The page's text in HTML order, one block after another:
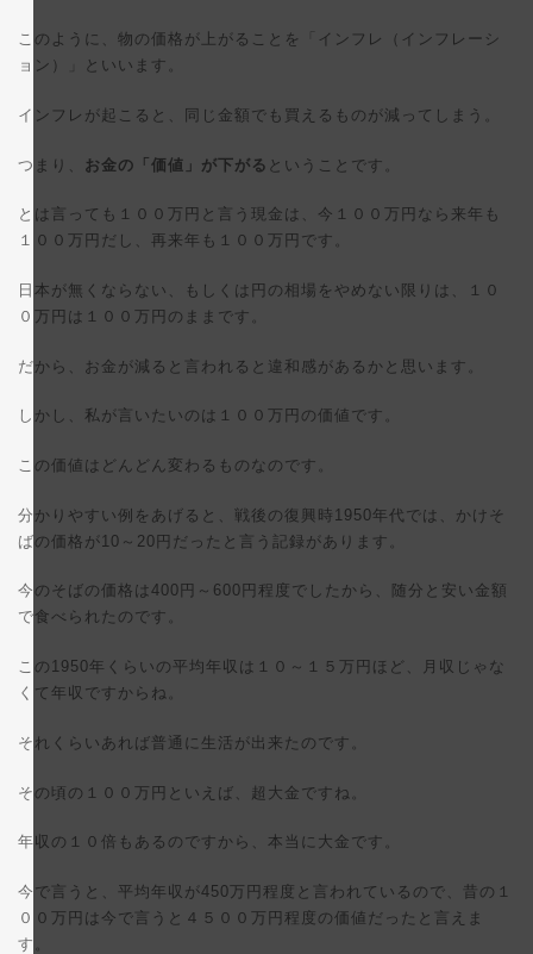
このように、物の価格が上がることを「インフレ（インフレーシ
ョン）」といいます。
インフレが起こると、同じ金額でも買えるものが減ってしまう。
つまり、 お金の「価値」が下がる ということです。
とは言っても１００万円と言う現金は、今１００万円なら来年も
１００万円だし、再来年も１００万円です。
日本が無くならない、もしくは円の相場をやめない限りは、１０
０万円は１００万円のままです。
だから、お金が減ると言われると違和感があるかと思います。
しかし、私が言いたいのは１００万円の価値です。
この価値はどんどん変わるものなのです。
分かりやすい例をあげると、戦後の復興時1950年代では、かけそ
ばの価格が10～20円だったと言う記録があります。
今のそばの価格は400円～600円程度でしたから、随分と安い金額
で食べられたのです。
この1950年くらいの平均年収は１０～１５万円ほど、月収じゃな
くて年収ですからね。
それくらいあれば普通に生活が出来たのです。
その頃の１００万円といえば、超大金ですね。
年収の１０倍もあるのですから、本当に大金です。
今で言うと、平均年収が450万円程度と言われているので、昔の１
００万円は今で言うと４５００万円程度の価値だったと言えま
す。